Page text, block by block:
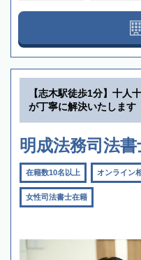
【志木駅徒歩1分】十人
が丁寧に解決いたします
明成法務司法
在籍数10名以上 オンライン
女性司法書士在籍